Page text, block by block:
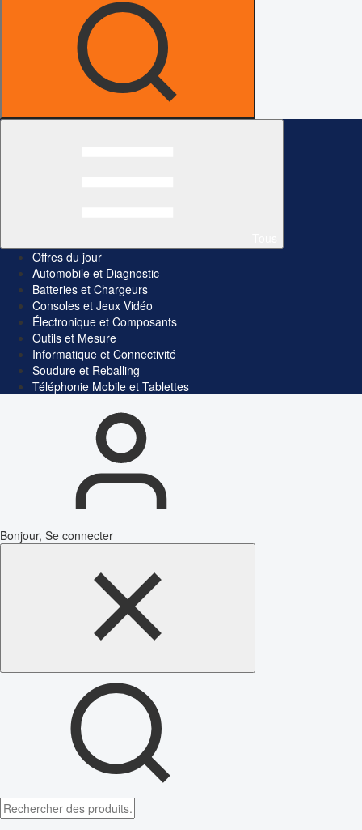
Offres du jour
Automobile et Diagnostic
Batteries et Chargeurs
Consoles et Jeux Vidéo
Électronique et Composants
Outils et Mesure
Informatique et Connectivité
Soudure et Reballing
Téléphonie Mobile et Tablettes
Bonjour, Se connecter